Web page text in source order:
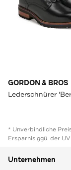
GORDON & BROS
* Unverbindliche
Ersparnis ggü. der
Unternehmen